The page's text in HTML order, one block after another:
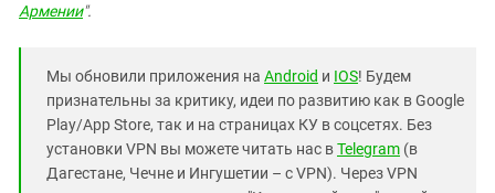
Армении".
Мы обновили приложения на Android и IOS! Будем
признательны за критику, идеи по развитию как в Google
Play/App Store, так и на страницах КУ в соцсетях. Без
установки VPN вы можете читать нас вTelegram (в
Дагестане, Чечне и Ингушетии – с VPN). Через VPN